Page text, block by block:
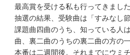
最高賞を受ける私も行ってきました
抽選の結果、受験曲は「すみなし
課題曲四曲のうち、知っている人
曲、裏二曲のうちの裏二曲の方の一
本番は二週間後。それまでにウミ